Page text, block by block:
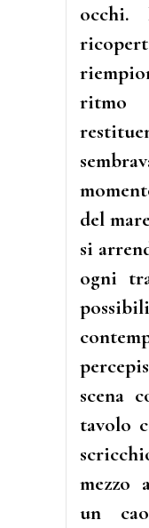
occhi.
del
si
ogni
scena
tavolo
mezzo
un